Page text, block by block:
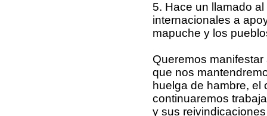
5. Hace un llamado
internacionales a
mapuche y los
Queremos
que nos
huelga de hambre, el
continuaremos
y sus